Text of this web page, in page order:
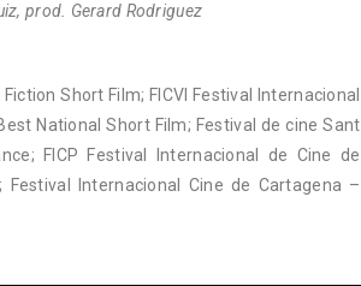
prod. Gerard Rodriguez
Short Film; FICVI Festival Internacional
National Short Film; Festival de cine Sant
FICP Festival Internacional de Cine de
Internacional Cine de Cartagena –